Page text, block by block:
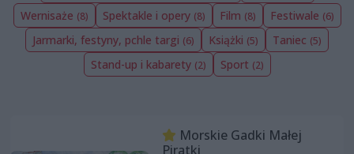
Wernisaże (8) Spektakle i opery (8) Film (8) Festiwale (6)
Jarmarki, festyny, pchle targi (6) Książki (5) Taniec (5)
Stand-up i kabarety (2) Sport (2)
Morskie Gadki Małej
Piratki